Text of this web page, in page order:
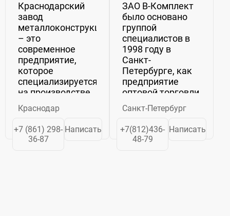
Краснодарский
завод
металлоконструкций
– это
современное
предприятие,
которое
специализируется
на производстве
металлоконструкций
любой
сложности,
обеспечивая
Краснодар
+7 (861) 298-
36-87
Написать
ЗАО В-Комплект
было основано
группой
специалистов в
1998 году в
Санкт-
Петербурге, как
предприятие
оптовой торговли
комплектующими
для инженерных
коммуникаций,
строительного и
Санкт-Петербург
+7(812)436-
48-79
Написать